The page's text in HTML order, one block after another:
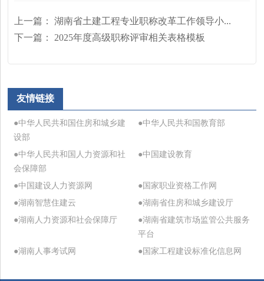
上一篇：
湖南省土建工程专业职称改革工作领导小...
下一篇：
2025年度高级职称评审相关表格模板
友情链接
●中华人民共和国住房和城乡建
设部
●中华人民共和国教育部
●中华人民共和国人力资源和社
会保障部
●中国建设教育
●中国建设人力资源网
●国家职业资格工作网
●湖南智慧住建云
●湖南省住房和城乡建设厅
●湖南人力资源和社会保障厅
●湖南省建筑市场监管公共服务
平台
●湖南人事考试网
●国家工程建设标准化信息网